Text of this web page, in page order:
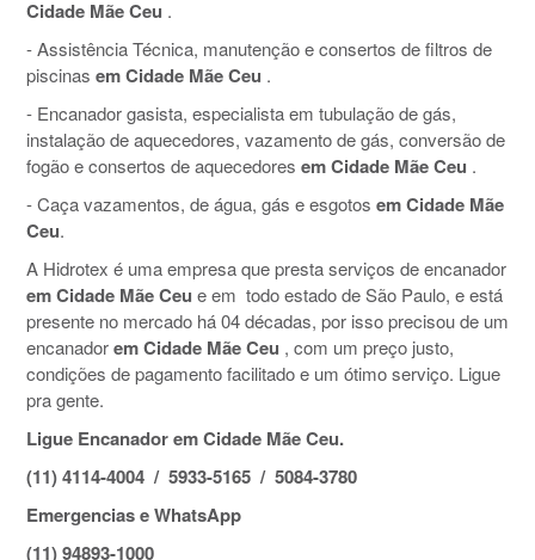
Cidade Mãe Ceu .
- Assistência Técnica, manutenção e consertos de filtros de
piscinas em Cidade Mãe Ceu .
- Encanador gasista, especialista em tubulação de gás,
instalação de aquecedores, vazamento de gás, conversão de
fogão e consertos de aquecedores em Cidade Mãe Ceu .
- Caça vazamentos, de água, gás e esgotos em Cidade Mãe
Ceu.
A Hidrotex é uma empresa que presta serviços de encanador
em Cidade Mãe Ceu e em todo estado de São Paulo, e está
presente no mercado há 04 décadas, por isso precisou de um
encanadorem Cidade Mãe Ceu , com um preço justo,
condições de pagamento facilitado e um ótimo serviço. Ligue
pra gente.
Ligue Encanador em Cidade Mãe Ceu.
(11) 4114-4004 / 5933-5165 / 5084-3780
Emergencias e WhatsApp
(11) 94893-1000